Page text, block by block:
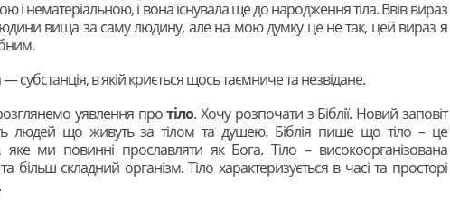
і нематеріальною, і вона існувала ще до народження тіла. Ввів вираз
вища за саму людину, але на мою думку це не так, цей вираз я
субстанція, в якій криється щось таємниче та незвідане.
уявлення протіло. Хочу розпочати з Біблії. Новий заповіт
людей що живуть за тілом та душею. Біблія пише що тіло – це
яке ми повинні прославляти як Бога. Тіло – високоорганізована
та більш складний організм. Тіло характеризується в часі та просторі